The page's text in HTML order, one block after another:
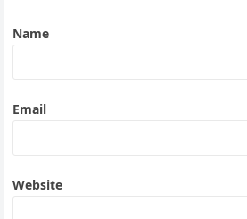
Name
Email
Website